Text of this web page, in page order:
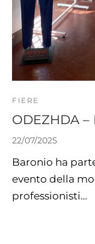
FIERE
ODEZHDA –
22/07/2025
Baronio ha
evento della
professionisti…